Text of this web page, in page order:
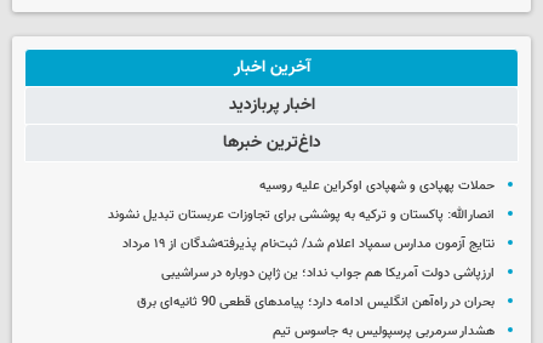
آخرین اخبار
اخبار پربازدید
داغ‌ترین خبرها
حملات پهپادی و شهپادی اوکراین علیه روسیه
انصارالله: پاکستان و ترکیه به پوششی برای تجاوزات عربستان تبدیل نشوند
نتایج آزمون مدارس سمپاد اعلام شد/ ثبت‌نام پذیرفته‌شدگان از ۱۹ مرداد
ارزپاشی دولت آمریکا هم جواب نداد؛ ین ژاپن دوباره در سراشیبی
بحران در راه‌آهن انگلیس ادامه دارد؛ پیامدهای قطعی 90 ثانیه‌ای برق
هشدار سرمربی پرسپولیس به جاسوس تیم